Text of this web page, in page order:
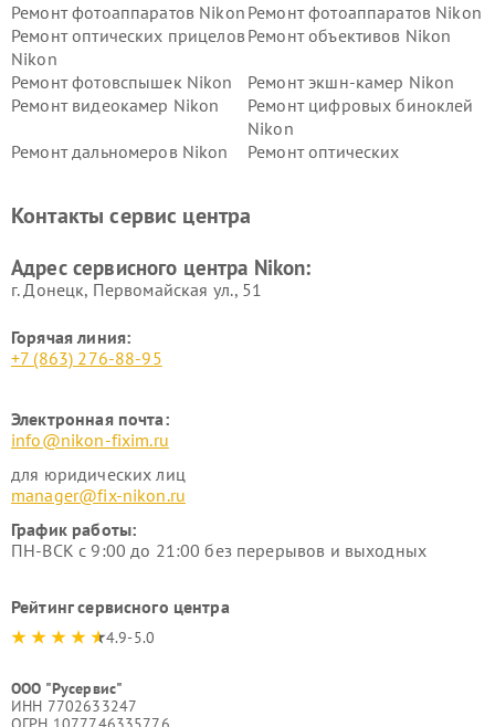
Ремонт фотоаппаратов Nikon Ремонт фотоаппаратов Nikon
Ремонт оптических прицелов
Nikon
Ремонт объективов Nikon
Ремонт фотовспышек Nikon
Ремонт экшн-камер Nikon
Ремонт видеокамер Nikon
Ремонт цифровых биноклей
Nikon
Ремонт дальномеров Nikon
Ремонт оптических
Контакты сервис центра
Адрес сервисного центра Nikon:
г. Донецк, Первомайская ул., 51
Горячая линия:
+7 (863) 276-88-95
Электронная почта:
info@nikon-fixim.ru
для юридических лиц
manager@fix-nikon.ru
График работы:
ПН-ВСК с 9:00 до 21:00 без перерывов и выходных
Рейтинг сервисного центра
4.9-5.0
ООО "Русервис"
ИНН 7702633247